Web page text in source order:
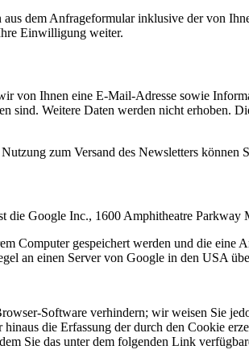
dem Anfrageformular inklusive der von
Einwilligung weiter.
von Ihnen eine E-Mail-Adresse sowie
sind. Weitere Daten werden nicht erhoben.
zum Versand des Newsletters
die Google Inc., 1600 Amphitheatre
Computer gespeichert werden und die eine
an einen Server von Google in den USA
Software verhindern; wir weisen Sie
die Erfassung der durch den Cookie
Sie das unter dem folgenden Link